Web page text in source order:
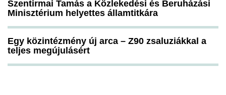
Szentirmai Tamás a Közlekedési és Beruházási
Minisztérium helyettes államtitkára
Egy közintézmény új arca – Z90 zsaluziákkal a
teljes megújulásért